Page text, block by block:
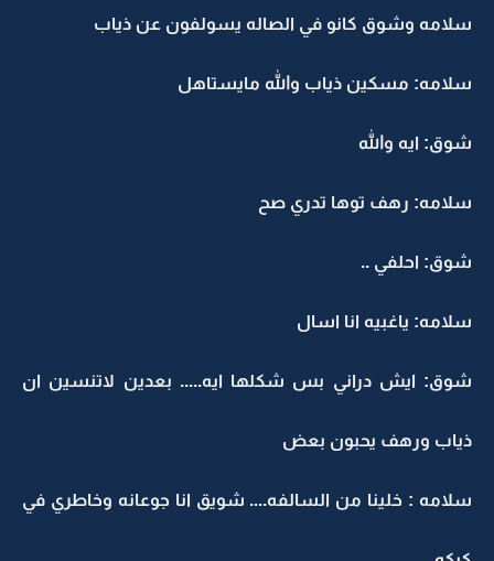
سلامه وشوق كانو في الصاله يسولفون عن ذياب
سلامه: مسكين ذياب والله مايستاهل
شوق: ايه والله
سلامه: رهف توها تدري صح
شوق: احلفي ..
سلامه: ياغبيه انا اسال
شوق: ايش دراني بس شكلها ايه..... بعدين لاتنسين ان
ذياب ورهف يحبون بعض
سلامه : خلينا من السالفه.... شويق انا جوعانه وخاطري في